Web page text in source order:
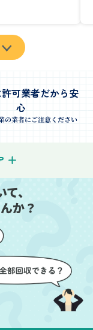
した。特に、
壊れた家電な
難しいものが
のスタッフが来
り、作業の流れ
感を持って作
つけないよう
意を払ってい
全体がスムー
ていくのがと
ったです。作
た後には、こ
お願いしなくて
単に清掃して
のも好印象で
可業者だから安
心
の業者にご注意ください
、
か？